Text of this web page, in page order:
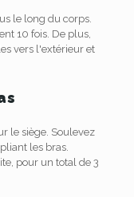
le long du corps.
10 fois. De plus,
vers l'extérieur et
le siège. Soulevez
les bras.
pour un total de 3